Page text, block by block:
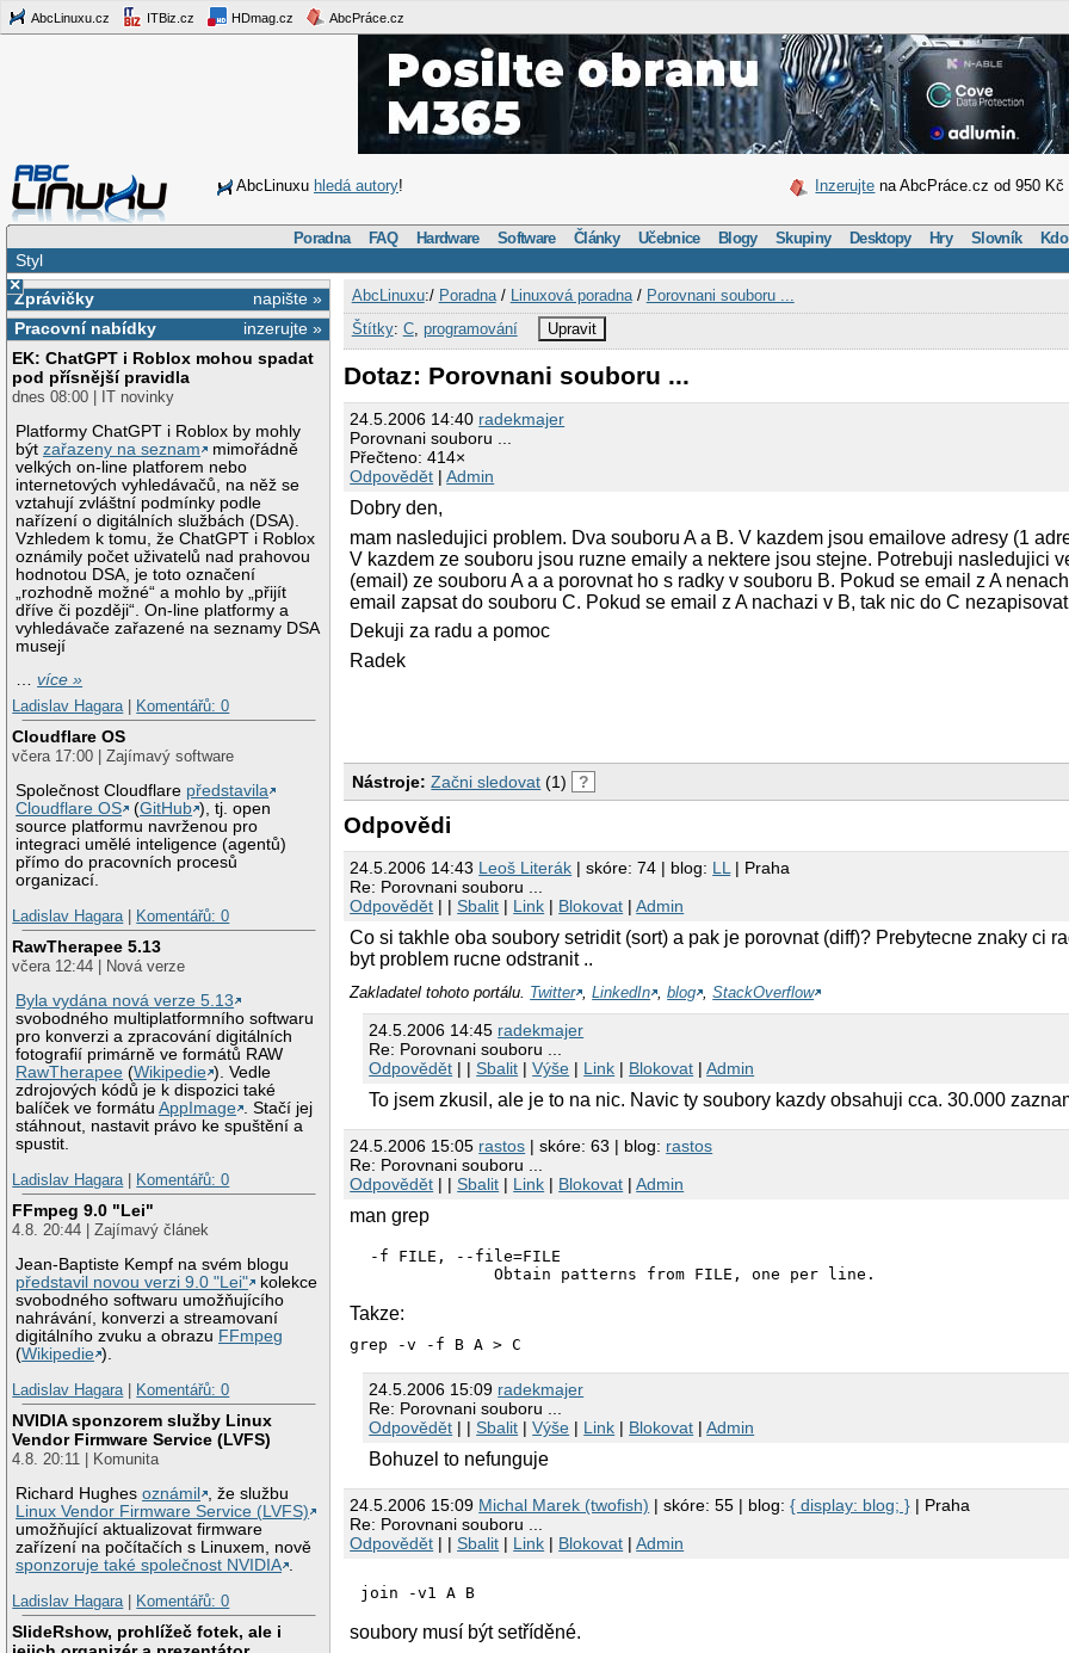
AbcLinuxu.cz ITBiz.cz HDmag.cz AbcPráce.cz
AbcLinuxu hledá autory! Inzerujte na AbcPráce.cz od 950 Kč
Poradna FAQ Hardware Software Články Učebnice Blogy Skupiny Desktopy Hry Slovník
Styl
×
napište »
Zprávičky
inzerujte »
Pracovní nabídky
EK: ChatGPT i Roblox mohou spadat
pod přísnější pravidla
dnes 08:00 | IT novinky
Platformy ChatGPT i Roblox by mohly
býtzařazeny na seznam
mimořádně
velkých on-line platforem nebo
internetových vyhledávačů, na něž se
vztahují zvláštní podmínky podle
nařízení o digitálních službách (DSA).
Vzhledem k tomu, že ChatGPT i Roblox
oznámily počet uživatelů nad prahovou
hodnotou DSA, je toto označení
„rozhodně možné“ a mohlo by „přijít
dříve či později“. On-line platformy a
vyhledávače zařazené na seznamy DSA
musejí
…více »
Ladislav Hagara
Komentářů: 0
Cloudflare OS
včera 17:00 | Zajímavý software
Společnost Cloudflare představila
Cloudflare OS
(GitHub ), tj. open
source platformu navrženou pro
integraci umělé inteligence (agentů)
přímo do pracovních procesů
organizací.
Ladislav Hagara
Komentářů: 0
RawTherapee 5.13
včera 12:44 | Nová verze
Byla vydána nová verze 5.13
svobodného multiplatformního softwaru
pro konverzi a zpracování digitálních
fotografií primárně ve formátů RAW
RawTherapee (Wikipedie ). Vedle
zdrojových kódů je k dispozici také
balíček ve formátuAppImage . Stačí jej
stáhnout, nastavit právo ke spuštění a
spustit.
Ladislav Hagara
Komentářů: 0
FFmpeg 9.0 "Lei"
4.8. 20:44 | Zajímavý článek
Jean-Baptiste Kempf na svém blogu
představil novou verzi 9.0 "Lei"
kolekce
svobodného softwaru umožňujícího
nahrávání, konverzi a streamovaní
digitálního zvuku a obrazu FFmpeg
(Wikipedie ).
Ladislav Hagara
Komentářů: 0
NVIDIA sponzorem služby Linux
Vendor Firmware Service (LVFS)
4.8. 20:11 | Komunita
Richard Hughesoznámil
, že službu
Linux Vendor Firmware Service (LVFS)
umožňující aktualizovat firmware
zařízení na počítačích s Linuxem, nově
sponzoruje také společnost NVIDIA .
Ladislav Hagara | Komentářů: 0
SlideRshow, prohlížeč fotek, ale i
AbcLinuxu:/ Poradna/ Linuxová poradna/ Porovnani souboru ...
Štítky: C, programování Upravit
Dotaz: Porovnani souboru ...
24.5.2006 14:40 radekmajer
Porovnani souboru ...
Přečteno: 414×
Odpovědět |Admin
Dobry den,
mam nasledujici problem. Dva souboru A a B. V kazdem jsou emailove adresy (1
V kazdem ze souboru jsou ruzne emaily a nektere jsou stejne. Potrebuji nasledujici
(email) ze souboru A a a porovnat ho s radky v souboru B. Pokud se email z A
email zapsat do souboru C. Pokud se email z A nachazi v B, tak nic do C
Dekuji za radu a pomoc
Radek
Nástroje: Začni sledovat (1) ?
Odpovědi
24.5.2006 14:43 Leoš Literák | skóre: 74 | blog: LL | Praha
Re: Porovnani souboru ...
Odpovědět | |Sbalit | Link | Blokovat |Admin
Co si takhle oba soubory setridit (sort) a pak je porovnat (diff)? Prebytecne znaky ci
byt problem rucne odstranit ..
Zakladatel tohoto portálu. Twitter ,LinkedIn ,blog ,StackOverflow
24.5.2006 14:45 radekmajer
Re: Porovnani souboru ...
Odpovědět | |Sbalit |Výše | Link | Blokovat |Admin
To jsem zkusil, ale je to na nic. Navic ty soubory kazdy obsahuji cca. 30.000
24.5.2006 15:05 rastos | skóre: 63 | blog: rastos
Re: Porovnani souboru ...
Odpovědět | |Sbalit | Link | Blokovat |Admin
man grep
-f FILE, --file=FILE
              Obtain patterns from FILE, one per line.
Takze:
grep -v -f B A > C
24.5.2006 15:09 radekmajer
Re: Porovnani souboru ...
Odpovědět | |Sbalit |Výše | Link | Blokovat |Admin
Bohuzel to nefunguje
24.5.2006 15:09 Michal Marek (twofish) | skóre: 55 | blog:{ display: blog; } | Praha
Re: Porovnani souboru ...
Odpovědět | |Sbalit | Link | Blokovat |Admin
soubory musí být setříděné.